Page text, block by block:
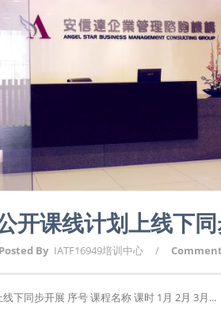
开课线计划上线下
Posted By IATF16949培训中心 /
下同步开展 序号 课程名称 课时 1月 2月 3月...